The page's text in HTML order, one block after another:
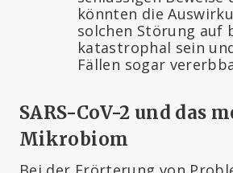
könnten die
solchen Störung auf
katastrophal sein
Fällen sogar
SARS-CoV-2 und das
Mikrobiom